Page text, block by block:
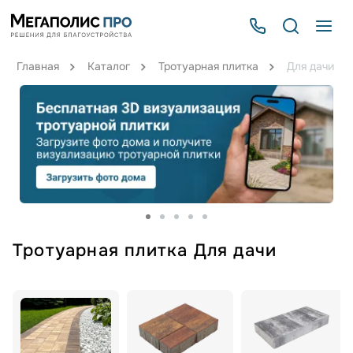
Главная Каталог Тротуарная плитка Для дачи
Тротуарная плитка Для дачи